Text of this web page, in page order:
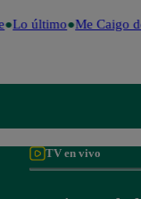
Lo último Me Caigo
TV en vivo